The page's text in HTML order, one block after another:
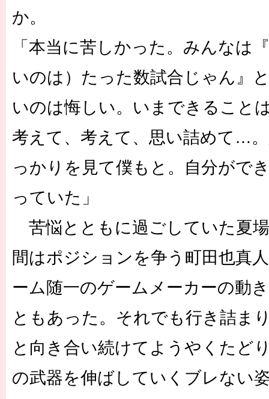
か。
「本当に苦しかった。みんなは
いのは）たった数試合じゃん』
いのは悔しい。いまできること
考えて、考えて、思い詰めて…
っかりを見て僕もと。自分がで
っていた」
苦悩とともに過ごしていた夏
間はポジションを争う町田也真
ーム随一のゲームメーカーの動
ともあった。それでも行き詰ま
と向き合い続けてようやくたど
の武器を伸ばしていくブレない